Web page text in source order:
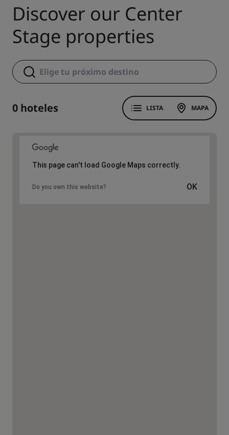
Discover our Center
Stage properties
0 hoteles LISTA MAPA
This page can't load Google Maps correctly.
Do you own this website? OK